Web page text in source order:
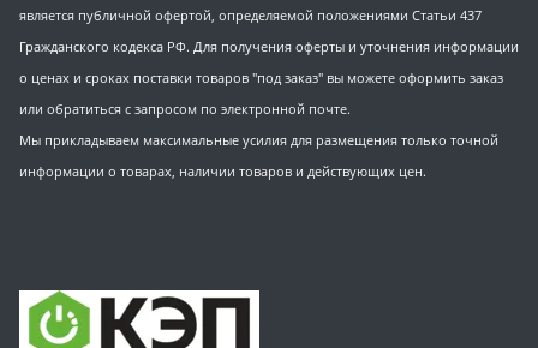
является публичной офертой, определяемой положениями Статьи 437
Гражданского кодекса РФ. Для получения оферты и уточнения информации
о ценах и сроках поставки товаров "под заказ" вы можете оформить заказ
или обратиться с запросом по электронной почте.
Мы прикладываем максимальные усилия для размещения только точной
информации о товарах, наличии товаров и действующих цен.